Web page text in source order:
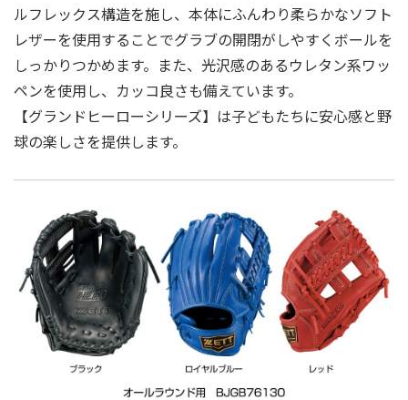
ルフレックス構造を施し、本体にふんわり柔らかなソフト
レザーを使用することでグラブの開閉がしやすくボールを
しっかりつかめます。また、光沢感のあるウレタン系ワッ
ペンを使用し、カッコ良さも備えています。
【グランドヒーローシリーズ】は⼦どもたちに安心感と野
球の楽しさを提供します。